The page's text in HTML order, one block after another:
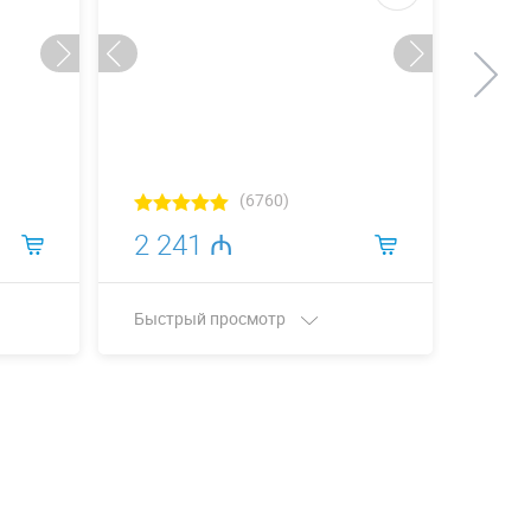
(6760)
2 241 ₼
Быстрый просмотр